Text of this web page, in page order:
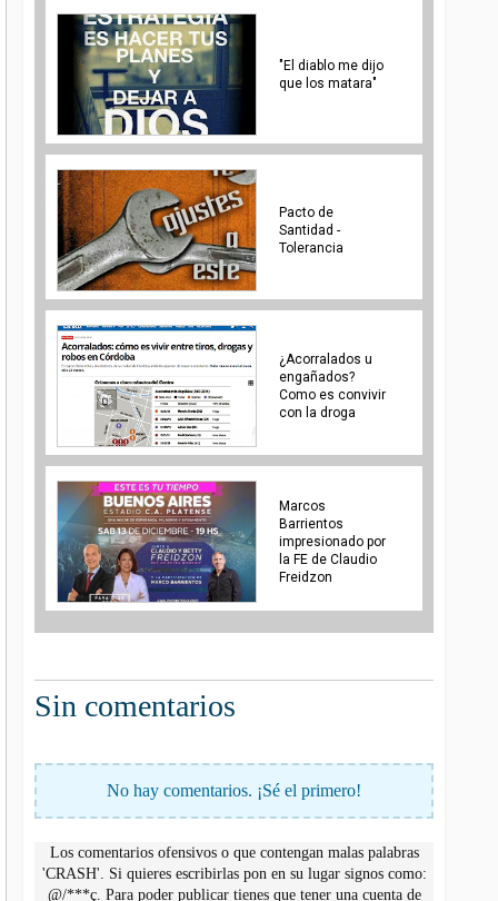
"El diablo me dijo
que los matara"
Pacto de
Santidad -
Tolerancia
¿Acorralados u
engañados?
Como es convivir
con la droga
Marcos
Barrientos
impresionado por
la FE de Claudio
Freidzon
Sin comentarios
No hay comentarios. ¡Sé el primero!
Los comentarios ofensivos o que contengan malas palabras
'CRASH'. Si quieres escribirlas pon en su lugar signos como:
@/***ç. Para poder publicar tienes que tener una cuenta de